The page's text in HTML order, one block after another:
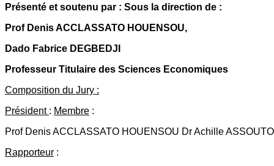
Présenté et soutenu par : Sous la direction de :
Prof Denis ACCLASSATO HOUENSOU,
Dado Fabrice DEGBEDJI
Professeur Titulaire des Sciences Economiques
Composition du Jury :
Président : Membre :
Prof Denis ACCLASSATO HOUENSOU Dr Achille ASSOUTO
Rapporteur :